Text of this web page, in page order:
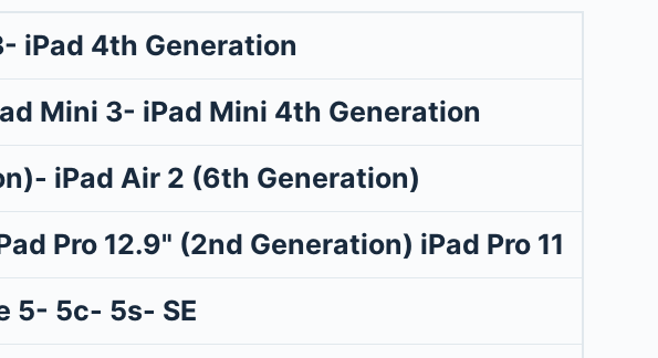
iPad 4th Generation
Mini 3- iPad Mini 4th Generation
iPad Air 2 (6th Generation)
Pro 12.9" (2nd Generation) iPad Pro 11"
5- 5c- 5s- SE